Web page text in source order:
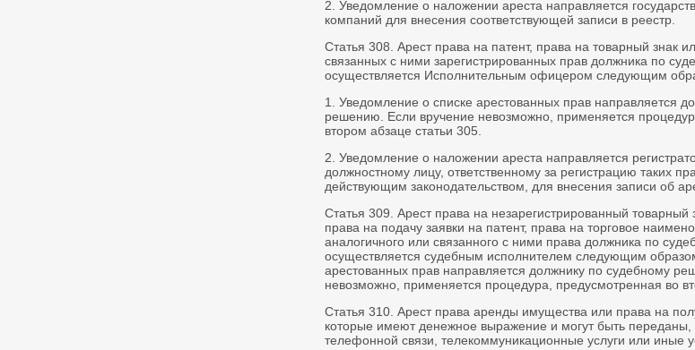
2. Уведомление о наложении ареста направляется
компаний для внесения соответствующей записи в реестр.
Статья 308. Арест права на патент, права на товарный знак
связанных с ними зарегистрированных прав должника по
осуществляется Исполнительным офицером следующим
1. Уведомление о списке арестованных прав направляется
решению. Если вручение невозможно, применяется
втором абзаце статьи 305.
2. Уведомление о наложении ареста направляется
должностному лицу, ответственному за регистрацию таких
действующим законодательством, для внесения записи об
Статья 309. Арест права на незарегистрированный товарный
права на подачу заявки на патент, права на торговое
аналогичного или связанного с ними права должника по
осуществляется судебным исполнителем следующим
арестованных прав направляется должнику по судебному
невозможно, применяется процедура, предусмотренная во
Статья 310. Арест права аренды имущества или права на
которые имеют денежное выражение и могут быть переданы,
телефонной связи, телекоммуникационные услуги или иные